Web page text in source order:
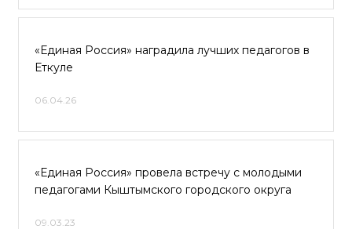
«Единая Россия» наградила лучших педагогов в
Еткуле
06.04.26
«Единая Россия» провела встречу с молодыми
педагогами Кыштымского городского округа
09.03.23